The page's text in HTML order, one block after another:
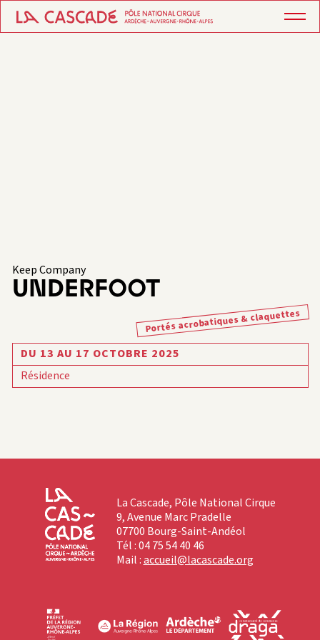
Keep Company
UNDERFOOT
Portés acrobatiques & claquettes
DU 13 AU 17 OCTOBRE 2025
Résidence
La Cascade, Pôle National Cirque
9, Avenue Marc Pradelle
07700 Bourg-Saint-Andéol
Tél : 04 75 54 40 46
Mail :accueil@lacascade.org